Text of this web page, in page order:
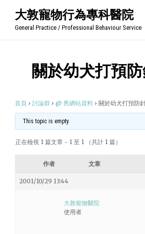
大敦寵物行為專科醫院
General Practice / Professional Behaviour Service
關於幼犬打預
首頁 › 討論群 › @ 舊網站資料 › 關於幼犬打預防
This topic is empty.
正在檢視 1 篇文章 - 1 至 1 （共計 1 篇）
作者 文章
2001/10/29 13:44
大敦寵物醫院
使用者